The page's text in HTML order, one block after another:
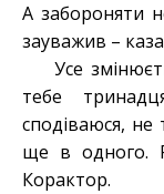
А забороняти
зауважив –
Усе
тебе
сподіваюся, не
ще в одного.
Корактор.